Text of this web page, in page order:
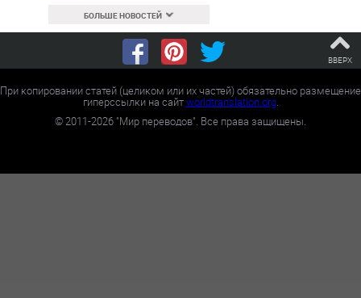
БОЛЬШЕ НОВОСТЕЙ
ВВЕРХ
При копировании статей (целиком или их частей) обязательно размещение
гиперссылки на сайтworldtranslation.org.
©2011-2026 "Мир переводов". Все права защищены.